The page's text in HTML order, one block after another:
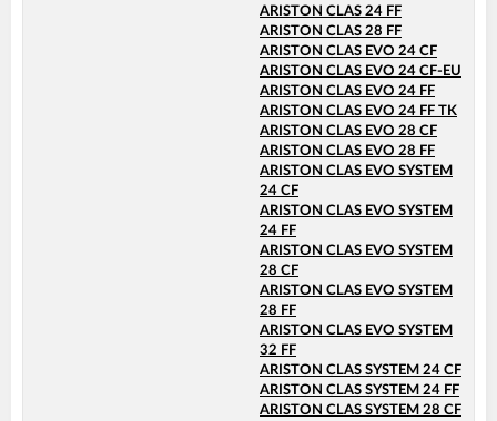
ARISTON CLAS 24 FF
ARISTON CLAS 28 FF
ARISTON CLAS EVO 24 CF
ARISTON CLAS EVO 24 CF-EU
ARISTON CLAS EVO 24 FF
ARISTON CLAS EVO 24 FF TK
ARISTON CLAS EVO 28 CF
ARISTON CLAS EVO 28 FF
ARISTON CLAS EVO SYSTEM
24 CF
ARISTON CLAS EVO SYSTEM
24 FF
ARISTON CLAS EVO SYSTEM
28 CF
ARISTON CLAS EVO SYSTEM
28 FF
ARISTON CLAS EVO SYSTEM
32 FF
ARISTON CLAS SYSTEM 24 CF
ARISTON CLAS SYSTEM 24 FF
ARISTON CLAS SYSTEM 28 CF